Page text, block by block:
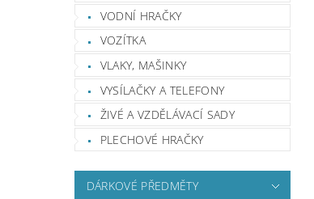
VODNÍ HRAČKY
VOZÍTKA
VLAKY, MAŠINKY
VYSÍLAČKY A TELEFONY
ŽIVÉ A VZDĚLÁVACÍ SADY
PLECHOVÉ HRAČKY
DÁRKOVÉ PŘEDMĚTY